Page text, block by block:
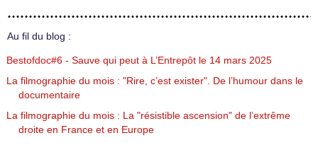
Au fil du blog :
Bestofdoc#6 - Sauve qui peut à L’Entrepôt le 14 mars 2025
La filmographie du mois : "Rire, c’est exister". De l’humour dans le
documentaire
La filmographie du mois : La "résistible ascension" de l’extrême
droite en France et en Europe